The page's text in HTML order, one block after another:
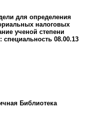
для определения
налоговых
ученой степени
специальность 08.00.13
Библиотека